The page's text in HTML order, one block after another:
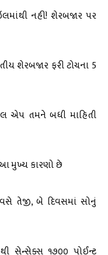
નહીં! શેરબજાર પર
શેરબજાર ફરી ટોચના 5
એપ તમને બધી માહિતી
આ મુખ્ય કારણો છે
તેજી, બે દિવસમાં સોનું
સેન્સેક્સ ૧૭૦૦ પોઈન્ટ